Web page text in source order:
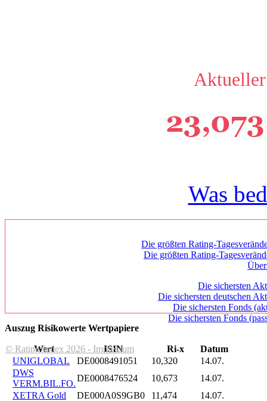
Was
Die größten Rating-
Die größten Rating-
Die sichersten
Die sichersten deutschen
Die sichersten Fonds
Die sichersten Fonds
© Rating Index 2026 - Impressum
Auszug Risikowerte Wertpapiere
Wert ISIN Ri-x
Datum
UNIGLOBAL
DE0008491051 10,320
14.07.
DWS
VERM.BIL.FO.
DE0008476524 10,673
14.07.
XETRA Gold
DE000A0S9GB0 11,474
14.07.